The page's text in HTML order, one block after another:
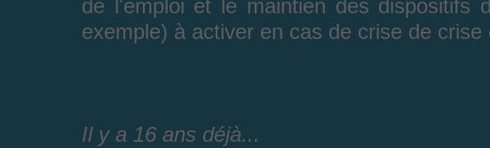
de l'emploi et le maintien des dispositifs
exemple) à activer en cas de crise de crise
Il y a 16 ans déjà...